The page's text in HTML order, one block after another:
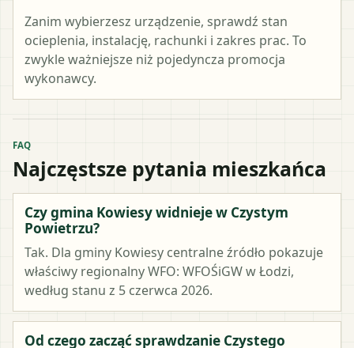
Zanim wybierzesz urządzenie, sprawdź stan
ocieplenia, instalację, rachunki i zakres prac. To
zwykle ważniejsze niż pojedyncza promocja
wykonawcy.
FAQ
Najczęstsze pytania mieszkańca
Czy gmina Kowiesy widnieje w Czystym
Powietrzu?
Tak. Dla gminy Kowiesy centralne źródło pokazuje
właściwy regionalny WFO: WFOŚiGW w Łodzi,
według stanu z 5 czerwca 2026.
Od czego zacząć sprawdzanie Czystego